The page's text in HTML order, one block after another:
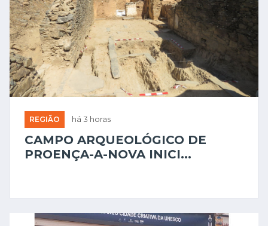
REGIÃO há 3 horas
CAMPO ARQUEOLÓGICO DE
PROENÇA-A-NOVA INICI...